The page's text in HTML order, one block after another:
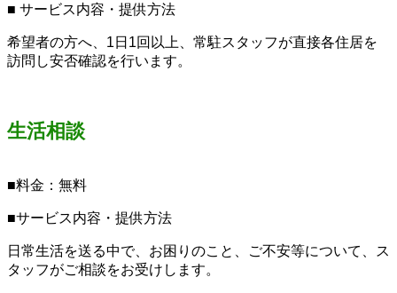
■ サービス内容・提供方法
希望者の方へ、1日1回以上、常駐スタッフが直接各住居を
訪問し安否確認を行います。
生活相談
■料金：無料
■サービス内容・提供方法
日常生活を送る中で、お困りのこと、ご不安等について、ス
タッフがご相談をお受けします。